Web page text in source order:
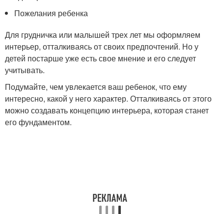
Пожелания ребенка
Для грудничка или малышей трех лет мы оформляем
интерьер, отталкиваясь от своих предпочтений. Но у
детей постарше уже есть свое мнение и его следует
учитывать.
Подумайте, чем увлекается ваш ребенок, что ему
интересно, какой у него характер. Отталкиваясь от этого
можно создавать концепцию интерьера, которая станет
его фундаментом.